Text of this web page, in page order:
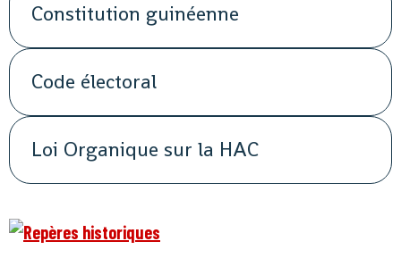
Constitution guinéenne
Code électoral
Loi Organique sur la HAC